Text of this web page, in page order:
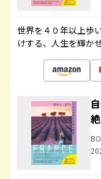
世界を４０年以上歩
けする、人生を輝か